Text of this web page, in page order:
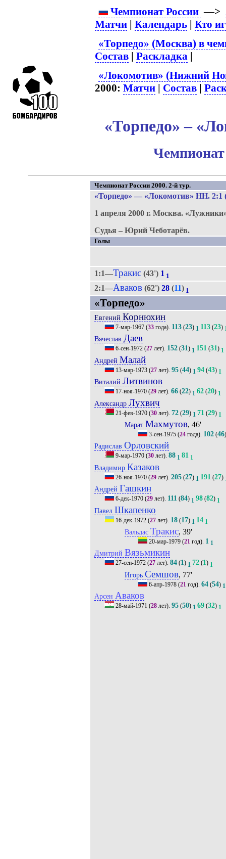
Чемпионат России —>
Матчи |Календарь |Кто
«Торпедо» (Москва) в
Состав |Раскладка |
«Локомотив» (Нижний
2000:Матчи | Состав |
«Торпедо» –
Чемпионат
Чемпионат России 2000. 2-й тур.
«Торпедо» — «Локомотив» НН. 2:1
1 апреля 2000 г. Москва.
Судья – Юрий Чеботарёв.
Голы
1:1—Тракис(43') 1 1
2:1—Аваков(62') 28(11) 1
«Торпедо»
Евгений Корнюхин
7-мар-1967(33года). 113(23) 1 113(23)
Вячеслав Даев
6-сен-1972(27лет). 152(31) 1 151(31) 1
Андрей Малай
13-мар-1973(27лет). 95(44) 1 94(43) 1
Виталий Литвинов
17-ноя-1970(29лет). 66(22) 1 62(20) 1
Александр Лухвич
21-фев-1970(30лет). 72(29) 1 71 (29) 1
Марат Махмутов, 46'
3-сен-1975 (24 года). 102 (46
Радислав Орловский
9-мар-1970(30лет). 88 1 81 1
Владимир Казаков
26-ноя-1970(29лет). 205(27) 1 191 (27)
Андрей Гашкин
6-дек-1970(29лет). 111(84) 1 98(82) 1
Павел Шкапенко
16-дек-1972(27лет). 18(17) 1 14 1
Вальдас Тракис, 39'
20-мар-1979 (21 год). 1 1
Дмитрий Вязьмикин
27-сен-1972(27лет). 84(1) 1 72(1) 1
Игорь Семшов, 77'
6-апр-1978 (21 год).64 (54) 1
Арсен Аваков
28-май-1971 (28лет). 95(50) 1 69(32) 1